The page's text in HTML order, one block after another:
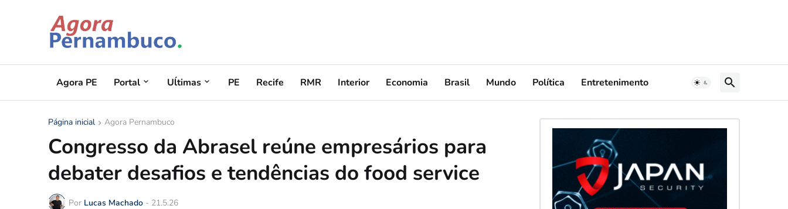
Agora PE Portal Uĺtimas PE Recife RMR Interior Economia Brasil Mundo Política Entretenimento
Página inicial Agora Pernambuco
Congresso da Abrasel reúne empresários para
debater desafios e tendências do food service
Por Lucas Machado - 21.5.26